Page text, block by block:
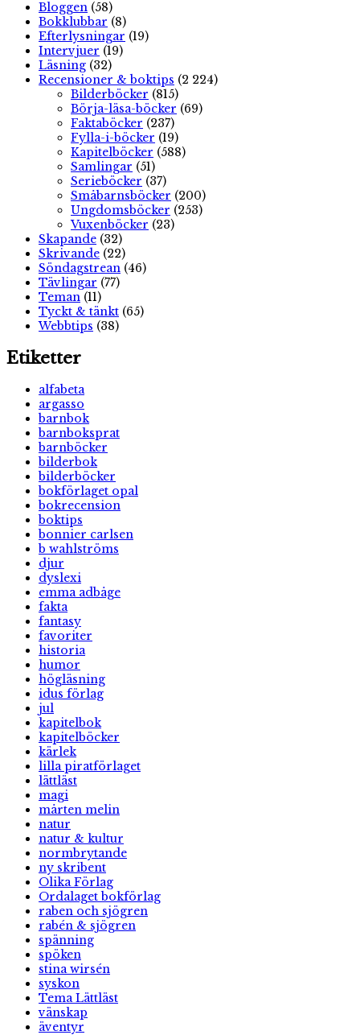
Bloggen (58)
Bokklubbar (8)
Efterlysningar (19)
Intervjuer (19)
Läsning (32)
Recensioner & boktips (2 224)
Bilderböcker (815)
Börja-läsa-böcker (69)
Faktaböcker (237)
Fylla-i-böcker (19)
Kapitelböcker (588)
Samlingar (51)
Serieböcker (37)
Småbarnsböcker (200)
Ungdomsböcker (253)
Vuxenböcker (23)
Skapande (32)
Skrivande (22)
Söndagstrean (46)
Tävlingar (77)
Teman (11)
Tyckt & tänkt (65)
Webbtips (38)
Etiketter
alfabeta
argasso
barnbok
barnboksprat
barnböcker
bilderbok
bilderböcker
bokförlaget opal
bokrecension
boktips
bonnier carlsen
b wahlströms
djur
dyslexi
emma adbåge
fakta
fantasy
favoriter
historia
humor
högläsning
idus förlag
jul
kapitelbok
kapitelböcker
kärlek
lilla piratförlaget
lättläst
magi
mårten melin
natur
natur & kultur
normbrytande
ny skribent
Olika Förlag
Ordalaget bokförlag
raben och sjögren
rabén & sjögren
spänning
spöken
stina wirsén
syskon
Tema Lättläst
vänskap
äventyr